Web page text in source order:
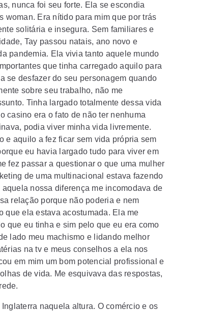
nunca foi seu forte. Ela se escondia
woman. Era nítido para mim que por trás
solitária e insegura. Sem familiares e
Tay passou natais, ano novo e
pandemia. Ela vivia tanto aquele mundo
que tinha carregado aquilo para
se desfazer do seu personagem quando
sobre seu trabalho, não me
Tinha largado totalmente dessa vida
casino era o fato de não ter nenhuma
podia viver minha vida livremente.
e aquilo a fez ficar sem vida própria sem
eu havia largado tudo para viver em
fez passar a questionar o que uma mulher
de uma multinacional estava fazendo
nossa diferença me incomodava de
relação porque não poderia e nem
que ela estava acostumada. Ela me
que eu tinha e sim pelo que eu era como
lado meu machismo e lidando melhor
na tv e meus conselhos a ela nos
em mim um bom potencial profissional e
de vida. Me esquivava das respostas,
naquela altura. O comércio e os